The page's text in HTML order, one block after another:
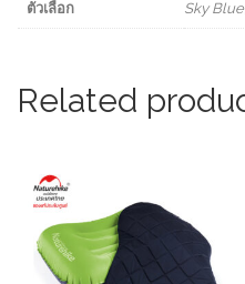
ตัวเลือก Sky
Related